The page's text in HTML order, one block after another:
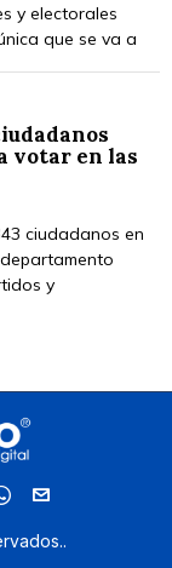
y electorales
que se va a
votar en las
ciudadanos en
y
.